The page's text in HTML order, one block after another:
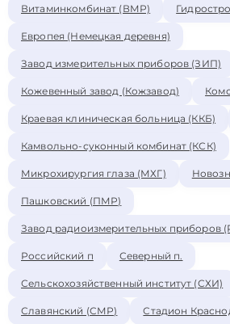
Витаминкомбинат (ВМР)
Европея (Немецкая деревня)
Завод измерительных приборов (ЗИП)
Кожевенный завод (Кожзавод)
Краевая клиническая больница (ККБ)
Камвольно-суконный комбинат (КСК)
Микрохирургия глаза (МХГ)
Пашковский (ПМР)
Завод радиоизмерительных приборов
Российский п Северный п.
Сельскохозяйственный институт (СХИ)
Славянский (СМР) Стадион